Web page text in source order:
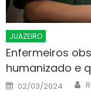
JUAZEIRO
Enfermeiros
humanizado e
Posted
on
02/03/2024